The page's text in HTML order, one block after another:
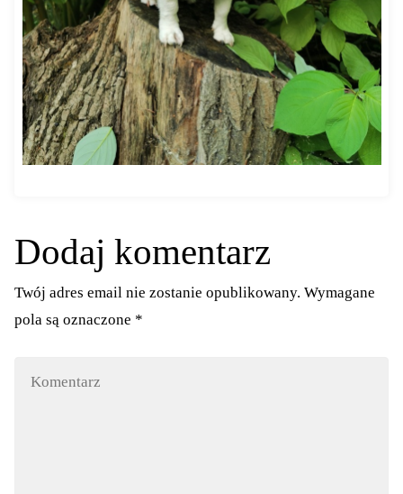
Dodaj komentarz
Twój adres email nie zostanie opublikowany. Wymagane
pola są oznaczone *